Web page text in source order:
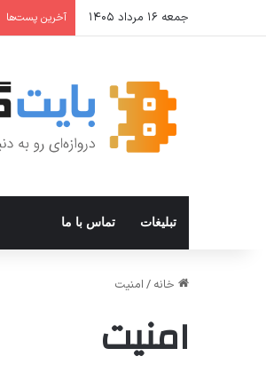
جمعه ۱۶ مرداد ۱۴۰۵ آخرین پست‌ها
تبلیغات تماس با ما
خانه / امنیت
امنیت